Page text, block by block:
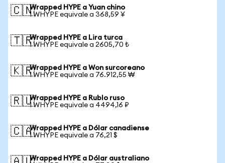
🇨🇳Wrapped HYPE a Yuan chino
1 WHYPE equivale a 368,59 ¥
🇹🇷Wrapped HYPE a Lira turca
1 WHYPE equivale a 2605,70 ₺
🇰🇷Wrapped HYPE a Won surcoreano
1 WHYPE equivale a 76.912,55 ₩
🇷🇺Wrapped HYPE a Rublo ruso
1 WHYPE equivale a 4494,16 ₽
🇨🇦Wrapped HYPE a Dólar canadiense
1 WHYPE equivale a 76,21 $
Wrapped HYPE a Dólar australiano